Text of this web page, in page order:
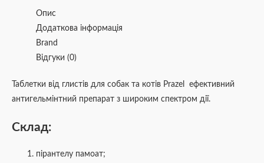
Опис
Додаткова інформація
Brand
Відгуки (0)
Таблетки від глистів для собак та котів Prazel ефективний
антигельмінтний препарат з широким спектром дії.
Склад:
пірантелу памоат;